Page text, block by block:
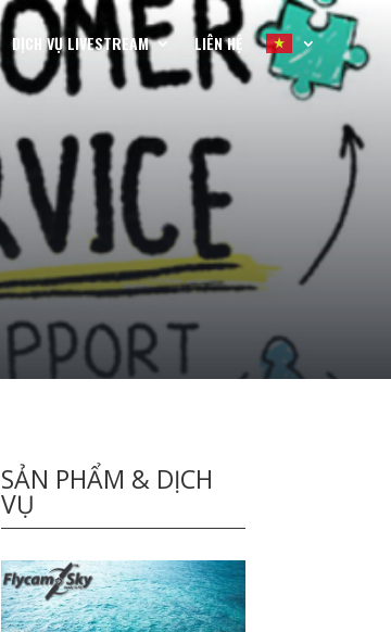
DỊCH VỤ LIVESTREAM LIÊN HỆ
SẢN PHẨM & DỊCH
VỤ